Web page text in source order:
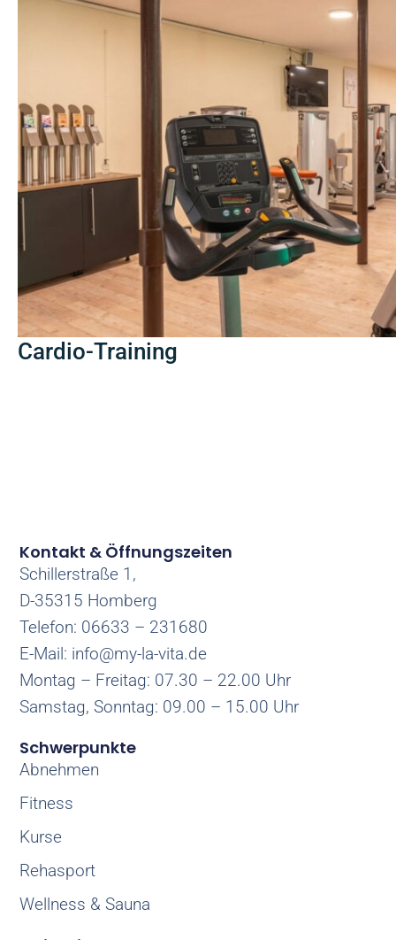
Cardio-Training
Schwerpunkte
Abnehmen
Fitness
Kurse
Rehasport
Wellness & Sauna
Kontakt & Öffnungszeiten
Schillerstraße 1,
D-35315 Homberg
Telefon: 06633 – 231680
E-Mail: info@my-la-vita.de
Montag – Freitag: 07.30 – 22.00 Uhr
Samstag, Sonntag: 09.00 – 15.00 Uhr